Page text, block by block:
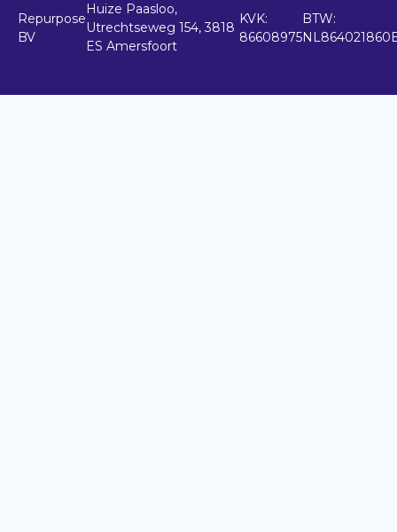
Repurpose
BV
Huize Paasloo,
Utrechtseweg 154, 3818
ES Amersfoort
KVK:
86608975
BTW: